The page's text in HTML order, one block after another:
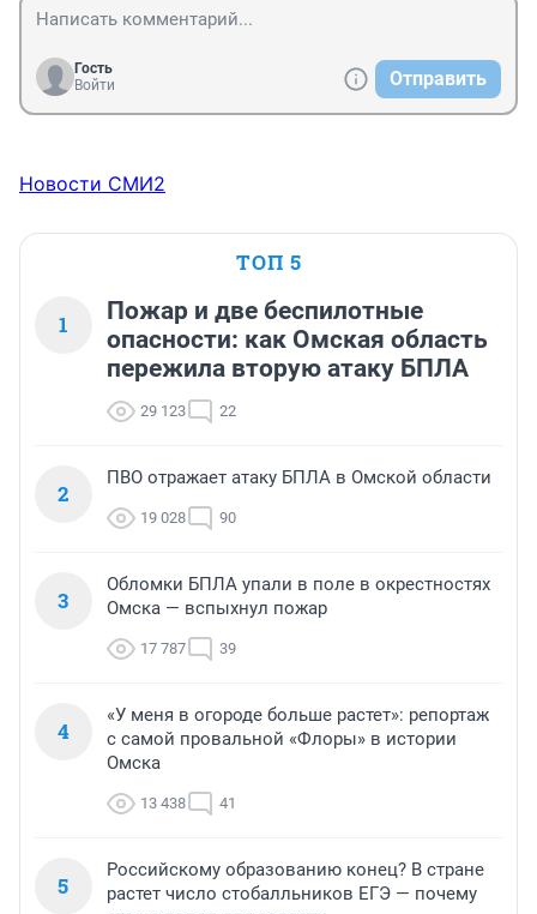
Гость
Войти
Отправить
Новости СМИ2
ТОП 5
1
Пожар и две беспилотные
опасности: как Омская область
пережила вторую атаку БПЛА
29 123 22
2
ПВО отражает атаку БПЛА в Омской области
19 028 90
3
Обломки БПЛА упали в поле в окрестностях
Омска — вспыхнул пожар
17 787 39
4
«У меня в огороде больше растет»: репортаж
с самой провальной «Флоры» в истории
Омска
13 438 41
5
Российскому образованию конец? В стране
растет число стобалльников ЕГЭ — почему